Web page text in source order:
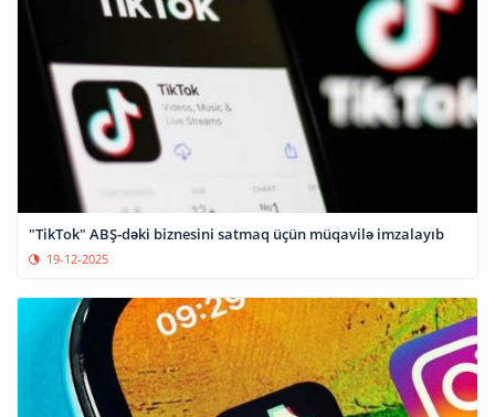
"TikTok" ABŞ-dəki biznesini satmaq üçün müqavilə imzalayıb
19-12-2025